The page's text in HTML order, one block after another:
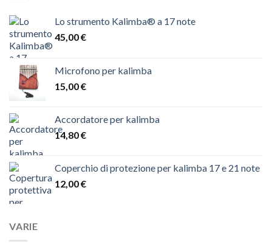
Lo strumento Kalimba® a 17 note
45,00€
Microfono per kalimba
15,00€
Accordatore per kalimba
14,80€
Coperchio di protezione per kalimba 17 e 21 note
12,00€
VARIE